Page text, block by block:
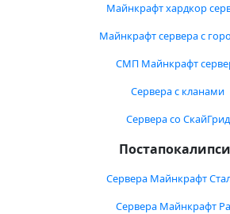
Майнкрафт хардкор
Майнкрафт сервера с
СМП Майнкрафт
Сервера с кланами
Сервера со СкайГрид
Сервера Майнкрафт
Сервера Майнкрафт